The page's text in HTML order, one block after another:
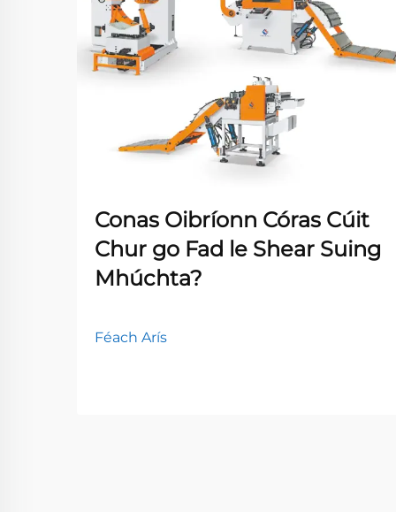
Conas Oibríonn Córas Cúit
Chur go Fad le Shear Suing
Mhúchta?
Féach Arís